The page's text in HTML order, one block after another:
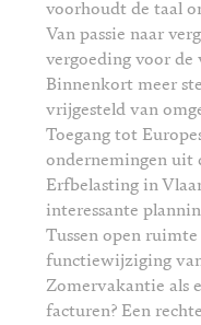
voorhoudt de taal
Van passie naar
vergoeding voor
Binnenkort meer
vrijgesteld van
Toegang tot
ondernemingen uit
Erfbelasting in
interessante
Tussen open
functiewijziging
Zomervakantie als
facturen? Een